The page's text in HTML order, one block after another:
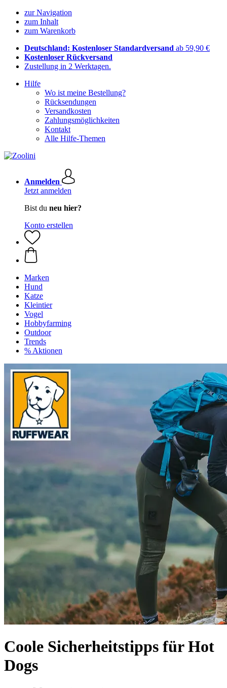
zur Navigation
zum Inhalt
zum Warenkorb
Deutschland: Kostenloser Standardversand ab 59,90 €
Kostenloser Rückversand
Zustellung in 2 Werktagen.
Hilfe
Wo ist meine Bestellung?
Rücksendungen
Versandkosten
Zahlungsmöglichkeiten
Kontakt
Alle Hilfe-Themen
Anmelden
Jetzt anmelden
Bist du neu hier?
Konto erstellen
Marken
Hund
Katze
Kleintier
Vogel
Hobbyfarming
Outdoor
Trends
% Aktionen
Coole Sicherheitstipps für Hot
Dogs